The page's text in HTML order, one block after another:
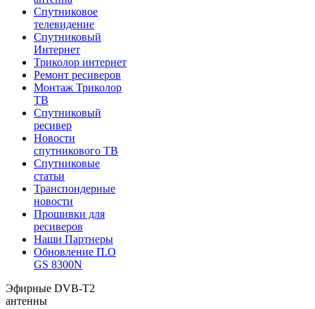
Спутниковое
телевидение
Спутниковый
Интернет
Триколор интернет
Ремонт ресиверов
Монтаж Триколор
ТВ
Спутниковый
ресивер
Новости
спутникового ТВ
Спутниковые
статьи
Транспондерные
новости
Прошивки для
ресиверов
Наши Партнеры
Обновление П.О
GS 8300N
Эфирные DVB-T2
антенны